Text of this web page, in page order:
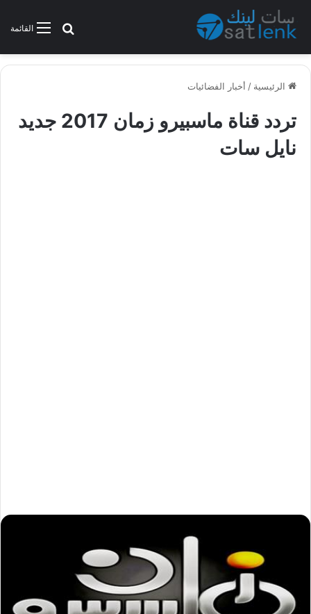
القائمةبحث عن
الرئيسية / أخبار الفضائيات
تردد قناة ماسبيرو زمان 2017 جديد
نايل سات